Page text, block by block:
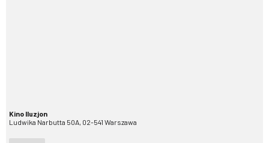
Kino Iluzjon
Ludwika Narbutta 50A, 02-541 Warszawa